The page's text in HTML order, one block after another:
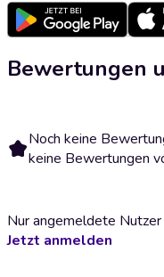
Bewertungen
Noch keine
keine Bewertungen
Nur angemeldete
Jetzt anmelden